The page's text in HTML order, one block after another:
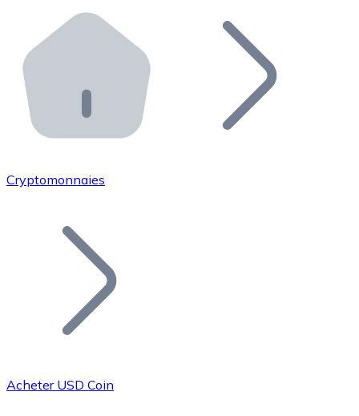
Distributeurs automatiques Bitnovo
Intégrez un ATM Bitnovo dans votre entreprise et
API Bitnovo
Intégrez notre API dans votre écosystème.
Rejoignez notre réseau de distributeurs et
Ajoutez le token de votre projet à notre service
Cryptomonnaies
Acheter USD Coin